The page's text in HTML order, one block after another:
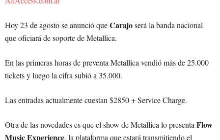
Hoy 23 de agosto se anunció queCarajoserá la banda nacional
que oficiará de soporte de Metallica.
En las primeras horas de preventa Metallica vendió más de 25.000
tickets y luego la cifra subió a 35.000.
Las entradas actualmente cuestan $2850 + Service Charge.
Otra de las novedades es que el show de Metallica lo presenta Flow
Music Experience, la plataforma que estará transmitiendo el